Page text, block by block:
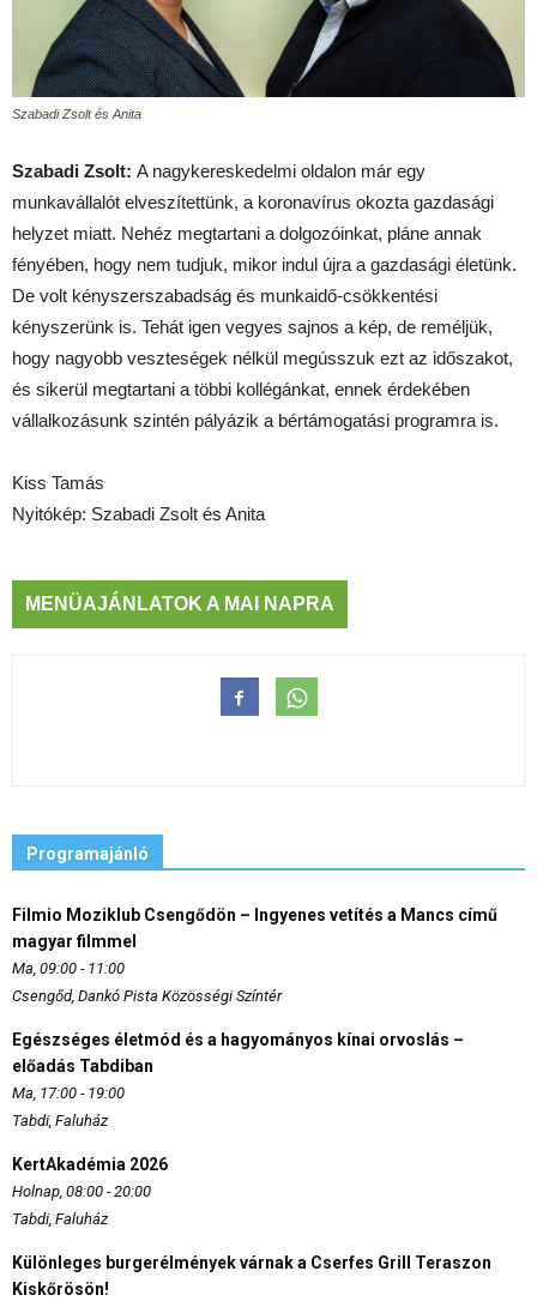
Szabadi Zsolt és Anita
Szabadi Zsolt: A nagykereskedelmi oldalon már egy
munkavállalót elveszítettünk, a koronavírus okozta gazdasági
helyzet miatt. Nehéz megtartani a dolgozóinkat, pláne annak
fényében, hogy nem tudjuk, mikor indul újra a gazdasági életünk.
De volt kényszerszabadság és munkaidő-csökkentési
kényszerünk is. Tehát igen vegyes sajnos a kép, de reméljük,
hogy nagyobb veszteségek nélkül megússzuk ezt az időszakot,
és sikerül megtartani a többi kollégánkat, ennek érdekében
vállalkozásunk szintén pályázik a bértámogatási programra is.
Kiss Tamás
Nyitókép: Szabadi Zsolt és Anita
MENÜAJÁNLATOK A MAI NAPRA
Programajánló
Filmio Moziklub Csengődön – Ingyenes vetítés a Mancs című
magyar filmmel
Ma, 09:00 - 11:00
Csengőd, Dankó Pista Közösségi Színtér
Egészséges életmód és a hagyományos kínai orvoslás –
előadás Tabdiban
Ma, 17:00 - 19:00
Tabdi, Faluház
KertAkadémia 2026
Holnap, 08:00 - 20:00
Tabdi, Faluház
Különleges burgerélmények várnak a Cserfes Grill Teraszon
Kiskőrösön!